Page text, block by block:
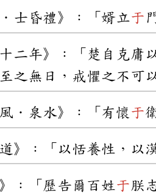
士昏禮》：「婿立于
二年》：「楚自克庸
之無日，戒懼之不可
．泉水》：「有懷 于
》：「以恬養性，以
：「歷告爾百姓于朕